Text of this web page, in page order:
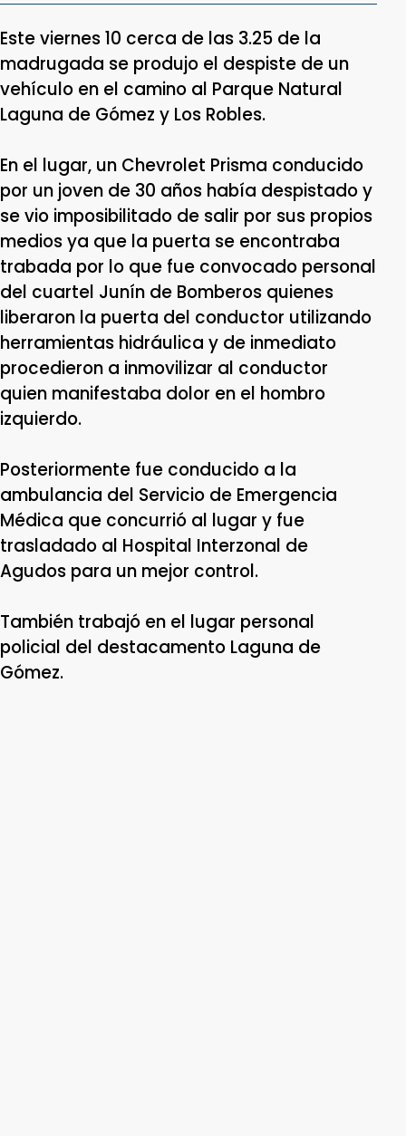
Este viernes 10 cerca de las 3.25 de la
madrugada se produjo el despiste de un
vehículo en el camino al Parque Natural
Laguna de Gómez y Los Robles.
En el lugar, un Chevrolet Prisma conducido
por un joven de 30 años había despistado y
se vio imposibilitado de salir por sus propios
medios ya que la puerta se encontraba
trabada por lo que fue convocado personal
del cuartel Junín de Bomberos quienes
liberaron la puerta del conductor utilizando
herramientas hidráulica y de inmediato
procedieron a inmovilizar al conductor
quien manifestaba dolor en el hombro
izquierdo.
Posteriormente fue conducido a la
ambulancia del Servicio de Emergencia
Médica que concurrió al lugar y fue
trasladado al Hospital Interzonal de
Agudos para un mejor control.
También trabajó en el lugar personal
policial del destacamento Laguna de
Gómez.